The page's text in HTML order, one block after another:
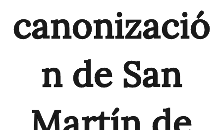
canonizació
n de San